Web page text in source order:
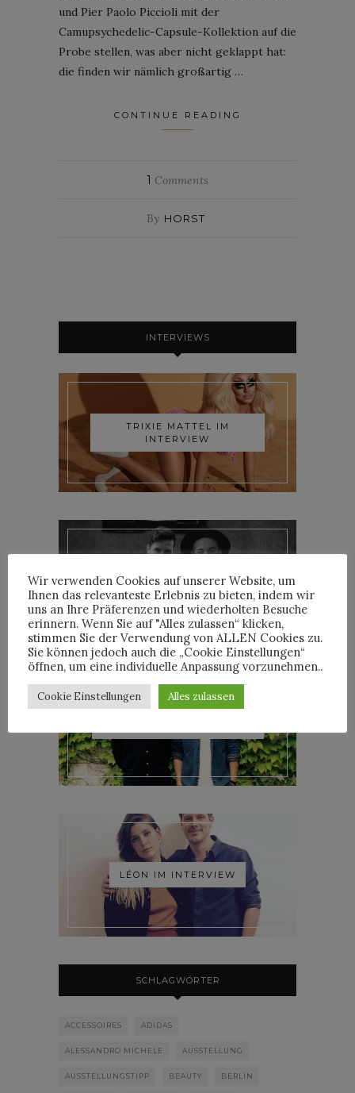
und Pier Paolo Piccioli mit der
Camupsychedelic-Capsule-Kollektion auf die
Probe stellen, was aber nicht geklappt hat:
die finden wir nämlich großartig …
CONTINUE READING
1 Comments
By HORST
INTERVIEWS
TRIXIE MATTEL IM
INTERVIEW
WOODKID IM INTERVIEW
LÉON IM INTERVIEW
SCHLAGWÖRTER
ACCESSOIRES ADIDAS
ALESSANDRO MICHELE AUSSTELLUNG
AUSSTELLUNGSTIPP BEAUTY BERLIN
Wir verwenden Cookies auf unserer Website, um
Ihnen das relevanteste Erlebnis zu bieten, indem wir
uns an Ihre Präferenzen und wiederholten Besuche
erinnern. Wenn Sie auf "Alles zulassen“ klicken,
stimmen Sie der Verwendung von ALLEN Cookies zu.
Sie können jedoch auch die „Cookie Einstellungen“
öffnen, um eine individuelle Anpassung vorzunehmen..
Cookie Einstellungen Alles zulassen